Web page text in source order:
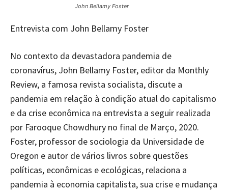
John Bellamy Foster
Entrevista com John Bellamy Foster
No contexto da devastadora pandemia de
coronavírus, John Bellamy Foster, editor da Monthly
Review, a famosa revista socialista, discute a
pandemia em relação à condição atual do capitalismo
e da crise econômica na entrevista a seguir realizada
por Farooque Chowdhury no final de Março, 2020.
Foster, professor de sociologia da Universidade de
Oregon e autor de vários livros sobre questões
políticas, econômicas e ecológicas, relaciona a
pandemia à economia capitalista, sua crise e mudança